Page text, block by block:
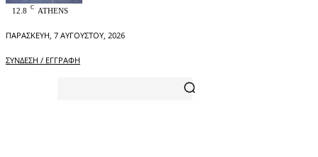
12.8 C ATHENS
ΠΑΡΑΣΚΕΥΉ, 7 ΑΥΓΟΎΣΤΟΥ, 2026
ΣΎΝΔΕΣΗ / ΕΓΓΡΑΦΉ